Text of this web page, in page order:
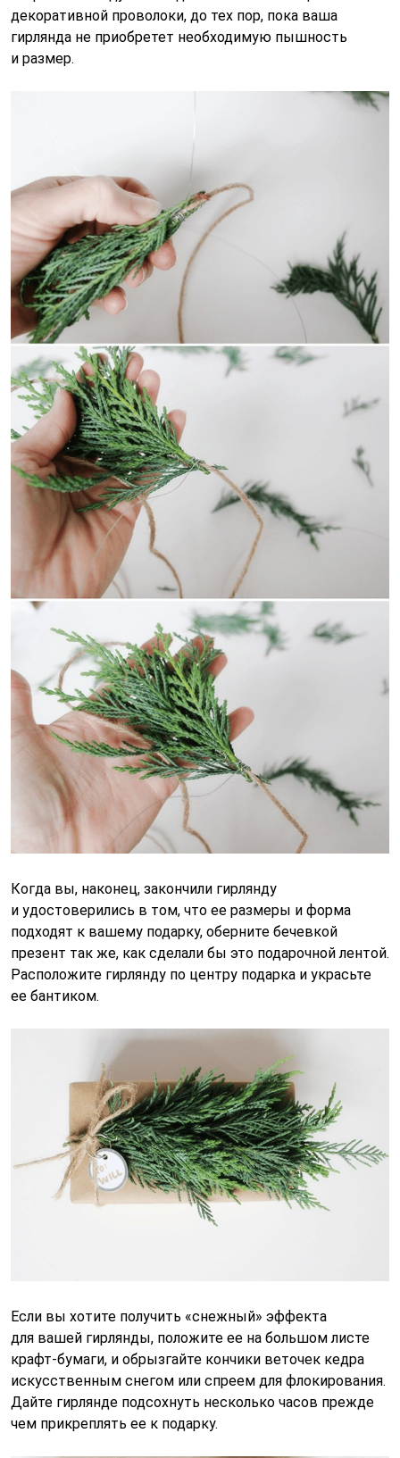
декоративной проволоки, до тех пор, пока ваша
гирлянда не приобретет необходимую пышность
и размер.
Когда вы, наконец, закончили гирлянду
и удостоверились в том, что ее размеры и форма
подходят к вашему подарку, оберните бечевкой
презент так же, как сделали бы это подарочной лентой.
Расположите гирлянду по центру подарка и украсьте
ее бантиком.
Если вы хотите получить «снежный» эффекта
для вашей гирлянды, положите ее на большом листе
крафт-бумаги, и обрызгайте кончики веточек кедра
искусственным снегом или спреем для флокирования.
Дайте гирлянде подсохнуть несколько часов прежде
чем прикреплять ее к подарку.